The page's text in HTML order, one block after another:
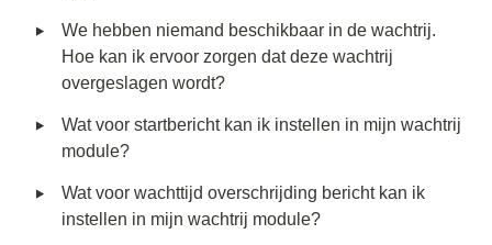
‣
We hebben niemand beschikbaar in de wachtrij.
Hoe kan ik ervoor zorgen dat deze wachtrij
overgeslagen wordt?
‣
Wat voor startbericht kan ik instellen in mijn wachtrij
module?
‣
Wat voor wachttijd overschrijding bericht kan ik
instellen in mijn wachtrij module?